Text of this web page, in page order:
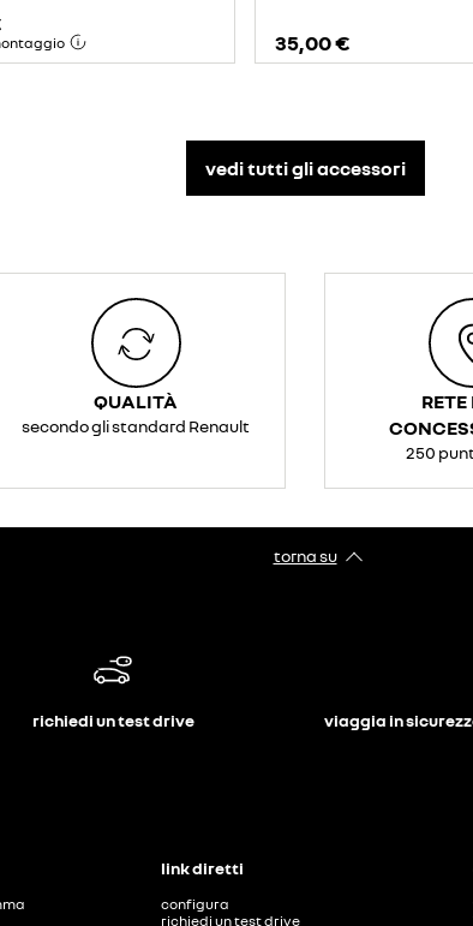
35,00 €
vedi tutti gli accessori​
QUALITÀ
secondo gli standard Renault
RETE
250
torna su
richiedi un test drive viaggia in
link diretti
configura
richiedi un test drive